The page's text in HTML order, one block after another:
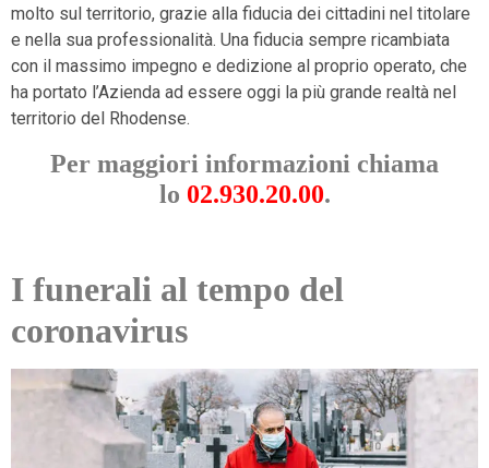
molto sul territorio, grazie alla fiducia dei cittadini nel titolare
e nella sua professionalità. Una fiducia sempre ricambiata
con il massimo impegno e dedizione al proprio operato, che
ha portato l’Azienda ad essere oggi la più grande realtà nel
territorio del Rhodense.
Per maggiori informazioni chiama
lo 02.930.20.00.
I funerali al tempo del
coronavirus